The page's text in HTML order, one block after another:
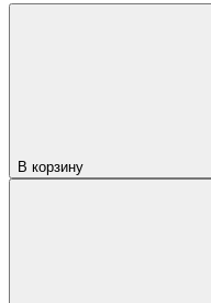
В корзину